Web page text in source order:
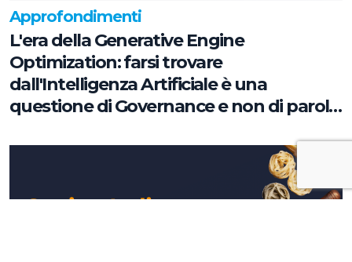
Approfondimenti
L'era della Generative Engine
Optimization: farsi trovare
dall'Intelligenza Artificiale è una
questione di Governance e non di parole